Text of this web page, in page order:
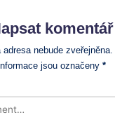
komentář
nebude zveřejněna.
jsou označeny *